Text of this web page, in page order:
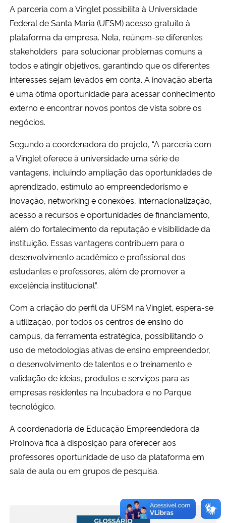
Secretaria de Governo
Gabinete de Segurança Institucional
Advocacia-Geral da União
Banco Central do Brasil
A parceria com a Vinglet possibilita à Universidade
Federal de Santa Maria (UFSM) acesso gratuito à
plataforma da empresa. Nela, reúnem-se diferentes
stakeholders para solucionar problemas comuns a
todos e atingir objetivos, garantindo que os diferentes
interesses sejam levados em conta. A inovação aberta
é uma ótima oportunidade para acessar conhecimento
externo e encontrar novos pontos de vista sobre os
negócios.
Segundo a coordenadora do projeto, “A parceria com
a Vinglet oferece à universidade uma série de
vantagens, incluindo ampliação das oportunidades de
aprendizado, estímulo ao empreendedorismo e
inovação, networking e conexões, internacionalização,
acesso a recursos e oportunidades de financiamento,
além do fortalecimento da reputação e visibilidade da
instituição. Essas vantagens contribuem para o
desenvolvimento acadêmico e profissional dos
estudantes e professores, além de promover a
excelência institucional”.
Com a criação do perfil da UFSM na Vinglet, espera-se
a utilização, por todos os centros de ensino do
campus, da ferramenta estratégica, possibilitando o
uso de metodologias ativas de ensino empreendedor,
o desenvolvimento de talentos e o treinamento e
validação de ideias, produtos e serviços para as
empresas residentes na Incubadora e no Parque
tecnológico.
A coordenadoria de Educação Empreendedora da
ProInova fica à disposição para oferecer aos
professores oportunidade de uso da plataforma em
sala de aula ou em grupos de pesquisa.